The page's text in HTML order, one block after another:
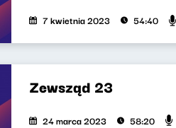
7 kwietnia 2023 54:40
Zewsząd 23
24 marca 2023 58:20